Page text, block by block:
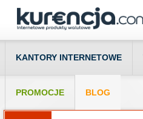
KANTORY INTERNETOWE
PROMOCJE BLOG